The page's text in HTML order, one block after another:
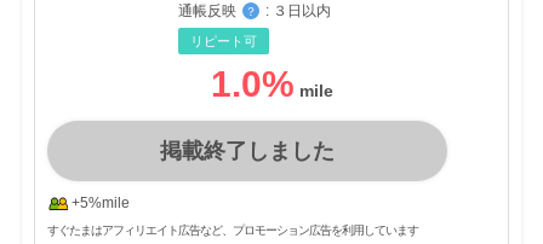
通帳反映
？ : ３日以内
リピート可
1.0%
掲載終了しました
+5%mile
すぐたまはアフィリエイト広告など、プロモーション広告を利用しています